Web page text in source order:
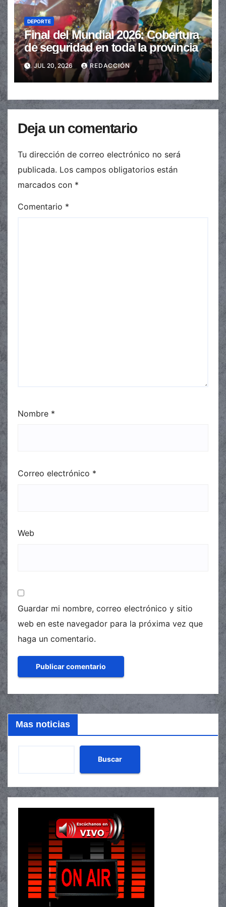
DEPORTE
Final del Mundial 2026: Cobertura
de seguridad en toda la provincia
JUL 20, 2026 REDACCIÓN
Deja un comentario
Tu dirección de correo electrónico no será
publicada. Los campos obligatorios están
marcados con *
Comentario *
Nombre *
Correo electrónico *
Web
Guardar mi nombre, correo electrónico y sitio
web en este navegador para la próxima vez que
haga un comentario.
Mas noticias
Buscar